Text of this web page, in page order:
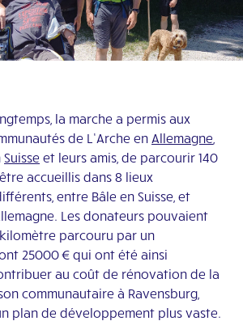
la marche a permis aux
de L’Arche en Allemagne
Suisse et leurs amis, de parcourir 140
accueillis dans 8 lieux
entre Bâle en Suisse, et
Les donateurs pouvaient
parcouru par un
25000 € qui ont été ainsi
au coût de rénovation de la
communautaire à Ravensburg,
plan de développement plus vaste.